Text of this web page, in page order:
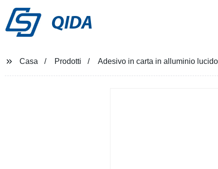
QIDA
Casa Prodotti Adesivo in carta in alluminio